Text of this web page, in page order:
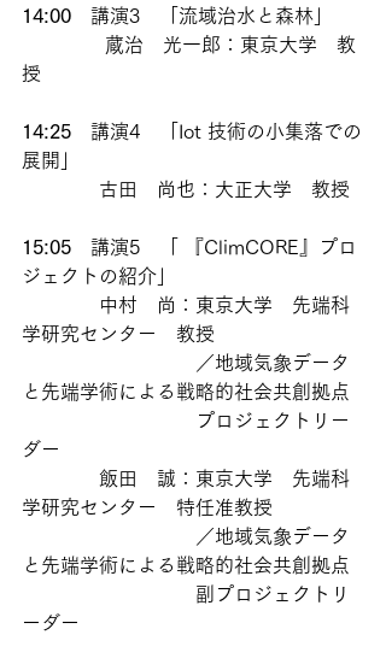
14:00 講演3　「流域治水と森林」
蔵治　光一郎：東京大学　教
授
14:25 講演4　「Iot 技術の小集落での
展開」
古田　尚也：大正大学　教授
15:05 講演5　「 『ClimCORE』プロ
ジェクトの紹介」
中村　尚：東京大学　先端科
学研究センター　教授
／地域気象データ
と先端学術による戦略的社会共創拠点
プロジェクトリー
ダー
飯田　誠：東京大学　先端科
学研究センター　特任准教授
／地域気象データ
と先端学術による戦略的社会共創拠点
副プロジェクトリ
ーダー